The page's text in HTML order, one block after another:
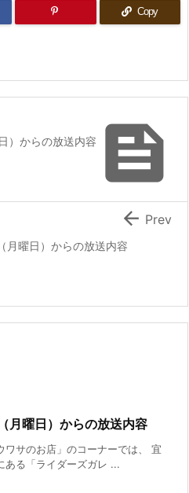
Copy

）からの放送内容
月曜日）からの放送内容
 Prev
月曜日）からの放送内容
ワサのお店」のコーナーでは、 宜
ある「ライダーズガレ ...